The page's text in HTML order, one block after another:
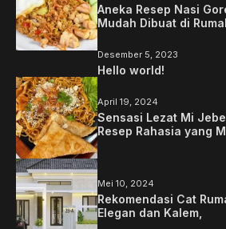
Aneka Resep Nasi
Mudah Dibuat di
Desember 5, 2023
Hello world!
April 19, 2024
Sensasi Lezat Mi
Resep Rahasia yang
Mei 10, 2024
Rekomendasi Cat
Elegan dan Kalem,